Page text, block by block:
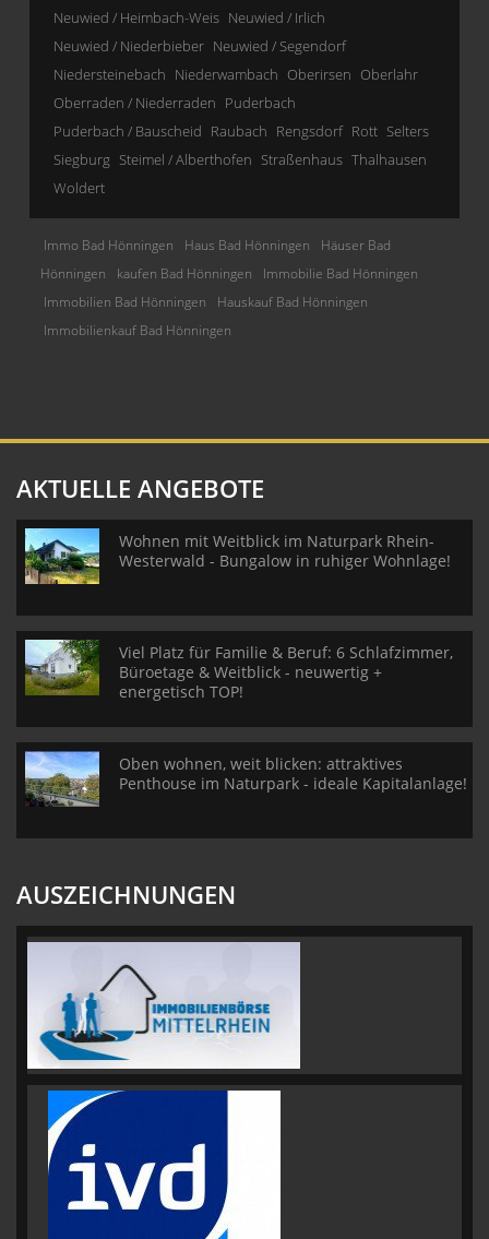
Neuwied / Heimbach-Weis Neuwied / Irlich
Neuwied / Niederbieber Neuwied / Segendorf
Niedersteinebach Niederwambach Oberirsen Oberlahr
Oberraden / Niederraden Puderbach
Puderbach / Bauscheid Raubach Rengsdorf Rott Selters
Siegburg Steimel / Alberthofen Straßenhaus Thalhausen
Woldert
Immo Bad Hönningen Haus Bad Hönningen
Häuser Bad
Hönningen
kaufen Bad Hönningen
Immobilie Bad Hönningen
Immobilien Bad Hönningen
Hauskauf Bad Hönningen
Immobilienkauf Bad Hönningen
AKTUELLE ANGEBOTE
Wohnen mit Weitblick im Naturpark Rhein-
Westerwald - Bungalow in ruhiger Wohnlage!
Viel Platz für Familie & Beruf: 6 Schlafzimmer,
Büroetage & Weitblick - neuwertig +
energetisch TOP!
Oben wohnen, weit blicken: attraktives
Penthouse im Naturpark - ideale Kapitalanlage!
AUSZEICHNUNGEN